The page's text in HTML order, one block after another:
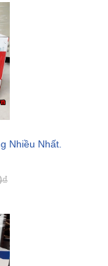
Nhiều Nhất.